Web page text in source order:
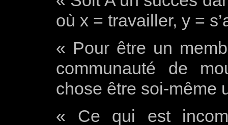
où x = travailler, y =
« Pour être un
communauté de
chose être soi-même
« Ce qui est